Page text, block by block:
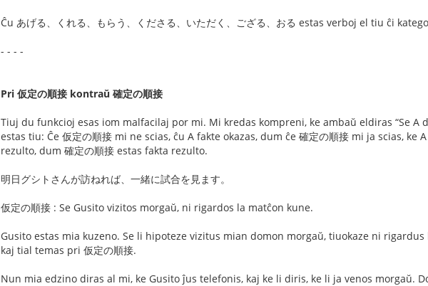
Ĉu あげる、くれる、もらう、くださる、いただく、ござる、おる estas verboj el tiu ĉi
- - - -
Pri 仮定の順接 kontraŭ 確定の順接
Tiuj du funkcioj esas iom malfacilaj por mi. Mi kredas kompreni, ke ambaŭ eldiras “Se A
estas tiu: Ĉe 仮定の順接 mi ne scias, ĉu A fakte okazas, dum ĉe 確定の順接 mi ja scias, ke
rezulto, dum 確定の順接 estas fakta rezulto.
明日グシトさんが訪ねれば、一緒に試合を見ます。
仮定の順接 : Se Gusito vizitos morgaŭ, ni rigardos la matĉon kune.
Gusito estas mia kuzeno. Se li hipoteze vizitus mian domon morgaŭ, tiuokaze ni
kaj tial temas pri 仮定の順接.
Nun mia edzino diras al mi, ke Gusito ĵus telefonis, kaj ke li diris, ke li ja venos morgaŭ.